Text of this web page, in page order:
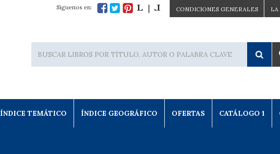
LA
CONDICIONES GENERALES
Síguenos en:
ÍNDICE TEMÁTICO ÍNDICE GEOGRÁFICO OFERTAS CATÁLOGO 1